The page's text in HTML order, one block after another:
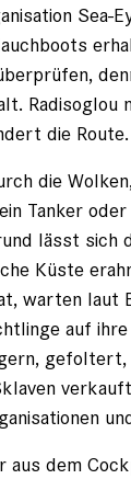
Sea-
Radisoglou
die Route.
die
Tanker
lässt sich
Küste
warten laut
auf
aus dem